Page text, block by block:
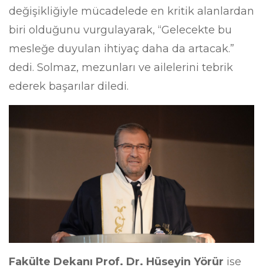
değişikliğiyle mücadelede en kritik alanlardan
biri olduğunu vurgulayarak, “Gelecekte bu
mesleğe duyulan ihtiyaç daha da artacak.”
dedi. Solmaz, mezunları ve ailelerini tebrik
ederek başarılar diledi.
Fakülte Dekanı Prof. Dr. Hüseyin Yörür ise